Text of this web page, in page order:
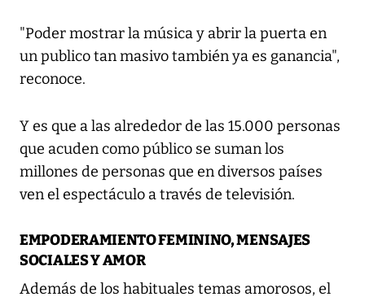
"Poder mostrar la música y abrir la puerta en
un publico tan masivo también ya es ganancia",
reconoce.
Y es que a las alrededor de las 15.000 personas
que acuden como público se suman los
millones de personas que en diversos países
ven el espectáculo a través de televisión.
EMPODERAMIENTO FEMININO, MENSAJES
SOCIALES Y AMOR
Además de los habituales temas amorosos, el